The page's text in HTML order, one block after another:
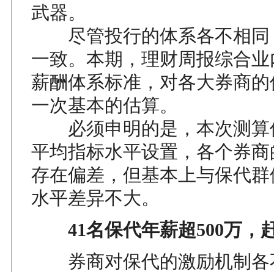
武器。
尽管投行的体系各不相同
一致。本期，理财周报综合
薪酬体系标准，对各大券商
一次基本的估算。
必须申明的是，本次测算
平均指标水平设置，各个券
存在偏差，但基本上与保代
水平差异不大。
41名保代年薪超500万，
券商对保代的激励机制各